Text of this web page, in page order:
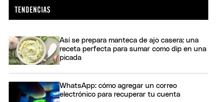
Así se prepara manteca de ajo casera: una
receta perfecta para sumar como dip en una
picada
WhatsApp: cómo agregar un correo
electrónico para recuperar tu cuenta